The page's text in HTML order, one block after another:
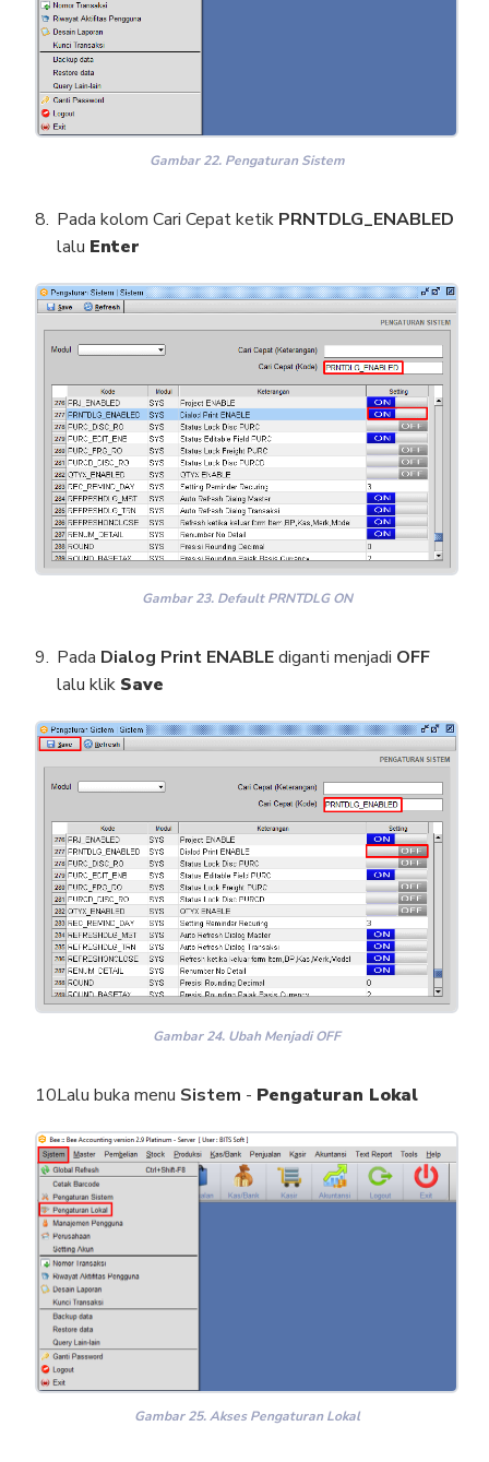
Gambar 22. Pengaturan Sistem
Pada kolom Cari Cepat ketik PRNTDLG_ENABLED
lalu Enter
Gambar 23. Default PRNTDLG ON
Pada Dialog Print ENABLEdiganti menjadi OFF
lalu klik Save
Gambar 24. Ubah Menjadi OFF
Lalu buka menu Sistem - Pengaturan Lokal
Gambar 25. Akses Pengaturan Lokal